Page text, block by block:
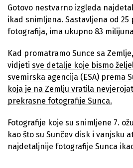
Gotovo nestvarno izgleda
ikad snimljena. Sastavljena od 25
fotografija, ima ukupno 83
Kad promatramo Sunce sa
vidjeti sve detalje koje bismo
svemirska agencija (ESA) prema
koja je na Zemlju vratila
prekrasne fotografije Sunca.
Fotografije koje su snimljene 7.
kao što su Sunčev disk i vanjsku
najdetaljnije fotografije Sunca